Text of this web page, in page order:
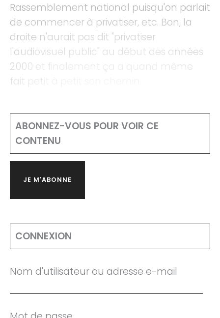
Rassemblement national puisqu'on parlait
de commencer à privatiser, etc. Bon, la
droite n'aurait pas dit "privatiser
l'audiovisuel public" au début des années
2000 et finalement ça a quand même
fait petit à petit son chemin.
ABONNEZ-VOUS POUR VOIR CE
CONTENU
JE M'ABONNE
CONNEXION
Nom d'utilisateur ou adresse e-mail